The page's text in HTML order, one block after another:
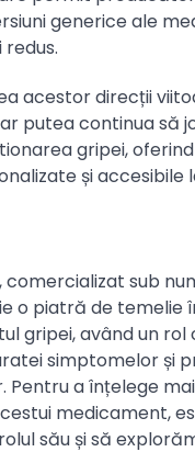
generice ale
acestor direcții
putea continua să
gripei,
și accesibile
comercializat sub
o piatră de temelie
gripei, având un rol
simptomelor și
Pentru a înțelege
medicament,
său și să